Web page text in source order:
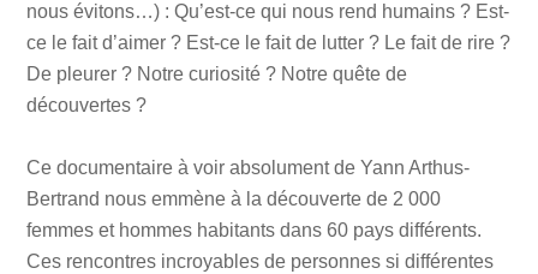
nous évitons…) : Qu’est-ce qui nous rend humains ? Est-
ce le fait d’aimer ? Est-ce le fait de lutter ? Le fait de rire ?
De pleurer ? Notre curiosité ? Notre quête de
découvertes ?
Ce documentaire à voir absolument de Yann Arthus-
Bertrand nous emmène à la découverte de 2 000
femmes et hommes habitants dans 60 pays différents.
Ces rencontres incroyables de personnes si différentes